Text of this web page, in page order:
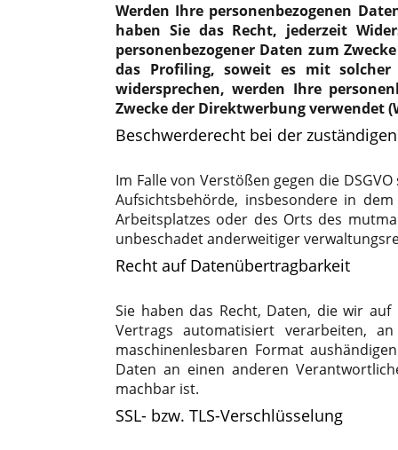
Werden Ihre personenbezogenen
haben Sie das Recht, jederzeit
personenbezogener Daten zum
das Profiling, soweit es mit
widersprechen, werden Ihre
Zwecke der Direktwerbung verwendet
Beschwerderecht bei der
Im Falle von Verstößen gegen die
Aufsichtsbehörde, insbesondere in
Arbeitsplatzes oder des Orts des
unbeschadet anderweitiger
Recht auf Datenübertragbarkeit
Sie haben das Recht, Daten, die wir
Vertrags automatisiert verarbeiten,
maschinenlesbaren Format
Daten an einen anderen
machbar ist.
SSL- bzw. TLS-Verschlüsselung